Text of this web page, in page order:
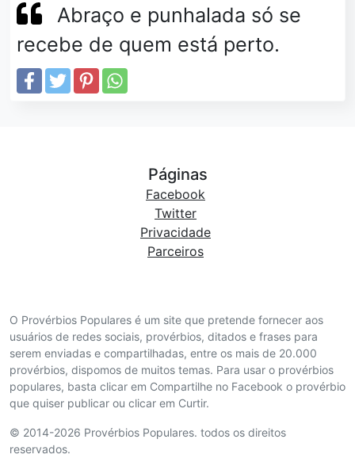
Abraço e punhalada só se
recebe de quem está perto.
O Provérbios Populares é um site que pretende fornecer aos
usuários de redes sociais, provérbios, ditados e frases para
serem enviadas e compartilhadas, entre os mais de 20.000
provérbios, dispomos de muitos temas. Para usar o provérbios
populares, basta clicar em Compartilhe no Facebook o provérbio
que quiser publicar ou clicar em Curtir.
© 2014-2026 Provérbios Populares. todos os direitos
reservados.
Páginas
Facebook
Twitter
Privacidade
Parceiros